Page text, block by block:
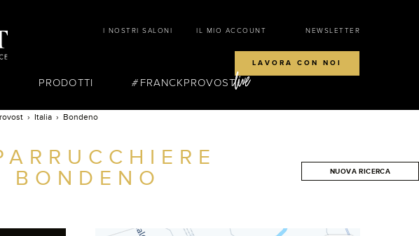
Italia Bondeno
BONDENO NUOVA RICERCA
I NOSTRI SALONI IL MIO ACCOUNT NEWSLETTER
LAVORA CON NOI
PRODOTTI FRANCKPROVOST